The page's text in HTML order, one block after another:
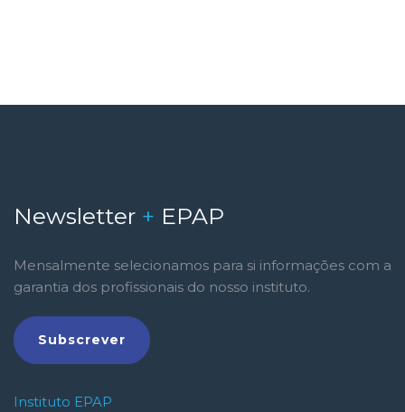
Newsletter + EPAP
Mensalmente selecionamos para si informações com a
garantia dos profissionais do nosso instituto.
Subscrever
Instituto EPAP